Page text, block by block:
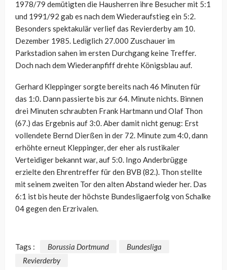
1978/79 demütigten die Hausherren ihre Besucher mit 5:1
und 1991/92 gab es nach dem Wiederaufstieg ein 5:2.
Besonders spektakulär verlief das Revierderby am 10.
Dezember 1985. Lediglich 27.000 Zuschauer im
Parkstadion sahen im ersten Durchgang keine Treffer.
Doch nach dem Wiederanpfiff drehte Königsblau auf.
Gerhard Kleppinger sorgte bereits nach 46 Minuten für
das 1:0. Dann passierte bis zur 64. Minute nichts. Binnen
drei Minuten schraubten Frank Hartmann und Olaf Thon
(67.) das Ergebnis auf 3:0. Aber damit nicht genug: Erst
vollendete Bernd Dierßen in der 72. Minute zum 4:0, dann
erhöhte erneut Kleppinger, der eher als rustikaler
Verteidiger bekannt war, auf 5:0. Ingo Anderbrügge
erzielte den Ehrentreffer für den BVB (82.). Thon stellte
mit seinem zweiten Tor den alten Abstand wieder her. Das
6:1 ist bis heute der höchste Bundesligaerfolg von Schalke
04 gegen den Erzrivalen.
Tags : Borussia Dortmund
Bundesliga
Revierderby